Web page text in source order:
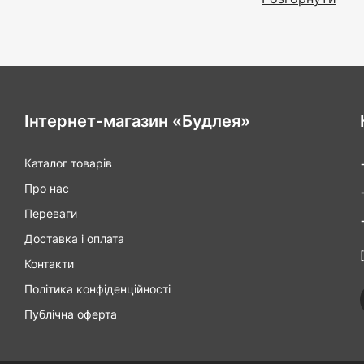
Інтернет-магазин «Будлея»
Каталог товарів
Про нас
Переваги
Доставка і оплата
Контакти
Політика конфіденційності
Публічна оферта